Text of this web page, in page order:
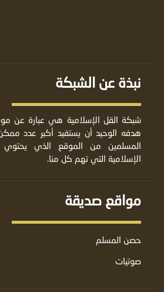
نبذة عن الشبكة
شبكة القل الإسلامية هي عبارة عن
هدفه الوحيد أن يستفيد أكبر عدد
المسلمين من الموقع الذي يحتوي
الإسلامية التي تهم كل منا.
مواقع صديقة
حصن المسلم
صوتيات